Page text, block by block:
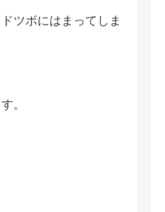
ツボにはまってしま
。